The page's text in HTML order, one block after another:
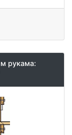
рукама: